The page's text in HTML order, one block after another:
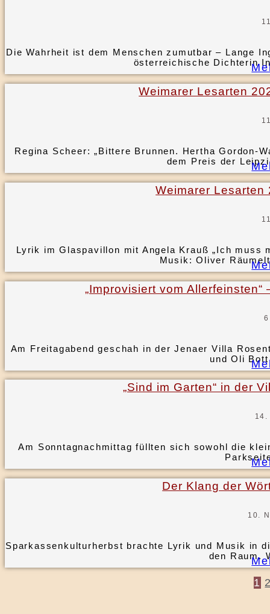
Die Wahrheit ist dem Menschen zumutbar – Lange
österreichische Dichterin
Weimarer Lesarten
Regina Scheer: „Bittere Brunnen. Hertha Gordon-
dem Preis der
Weimarer
Lyrik im Glaspavillon mit Angela Krauß „Ich muss
Musik: Oliver
„Improvisiert vom
Am Freitagabend geschah in der Jenaer Villa
und Oli
„Sind im Garten“ in der
Am Sonntagnachmittag füllten sich sowohl die
Der Klang der
10.
Sparkassenkulturherbst brachte Lyrik und Musik in
den Raum.
1